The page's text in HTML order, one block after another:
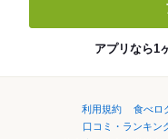
アプリなら1
利用規約 食べロ
口コミ・ランキン